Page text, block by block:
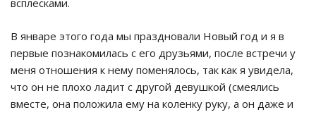
всплесками.
В январе этого года мы праздновали Новый год и я в
первые познакомилась с его друзьями, после встречи у
меня отношения к нему поменялось, так как я увидела,
что он не плохо ладит с другой девушкой (смеялись
вместе, она положила ему на коленку руку, а он даже и